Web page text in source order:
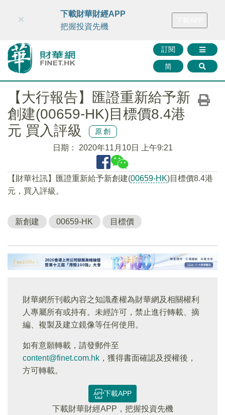
財華智庫網 FINTV FINMETA 財華證券 媒體矩陣
訂閱
简
×
下載財華財經APP
把握投資先機
【大行報告】匯證重新給予新
創建(00659-HK)目標價8.4港
元 買入評級
原創
日期： 2020年11月10日 上午9:21
【財華社訊】匯證重新給予新創建(00659-HK)目標價8.4港
元，買入評級。
新創建 00659-HK 目標價
財華網所刊載內容之知識產權為財華網及相關權利
人專屬所有或持有。未經許可，禁止進行轉載、摘
編、複製及建立鏡像等任何使用。
如有意願轉載，請發郵件至
content@finet.com.hk ，獲得書面確認及授權後，
方可轉載。
下載APP
下載財華財經APP，把握投資先機